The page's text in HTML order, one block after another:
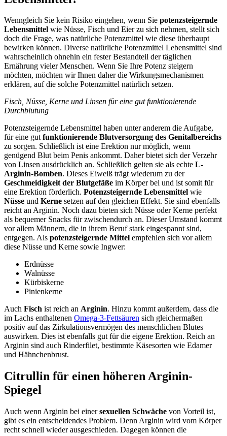
Wenngleich Sie kein Risiko eingehen, wenn Sie potenzsteigernde
Lebensmittel wie Nüsse, Fisch und Eier zu sich nehmen, stellt sich
doch die Frage, was natürliche Potenzmittel wie diese überhaupt
bewirken können. Diverse natürliche Potenzmittel Lebensmittel sind
wahrscheinlich ohnehin ein fester Bestandteil der täglichen
Ernährung vieler Menschen. Wenn Sie Ihre Potenz steigern
möchten, möchten wir Ihnen daher die Wirkungsmechanismen
erklären, auf die solche Potenzmittel natürlich setzen.
Fisch, Nüsse, Kerne und Linsen für eine gut funktionierende
Durchblutung
Potenzsteigernde Lebensmittel haben unter anderem die Aufgabe,
für eine gutfunktionierende Blutversorgung des Genitalbereichs
zu sorgen. Schließlich ist eine Erektion nur möglich, wenn
genügend Blut beim Penis ankommt. Daher bietet sich der Verzehr
von Linsen ausdrücklich an. Schließlich gelten sie als echte L-
Arginin-Bomben. Dieses Eiweiß trägt wiederum zu der
Geschmeidigkeit der Blutgefäße im Körper bei und ist somit für
eine Erektion förderlich. Potenzsteigernde Lebensmittel wie
Nüsse und Kerne setzen auf den gleichen Effekt. Sie sind ebenfalls
reicht an Arginin. Noch dazu bieten sich Nüsse oder Kerne perfekt
als bequemer Snacks für zwischendurch an. Dieser Umstand kommt
vor allem Männern, die in ihrem Beruf stark eingespannt sind,
entgegen. Als potenzsteigernde Mittel empfehlen sich vor allem
diese Nüsse und Kerne sowie Ingwer:
Erdnüsse
Walnüsse
Kürbiskerne
Pinienkerne
Auch Fisch ist reich an Arginin. Hinzu kommt außerdem, dass die
im Lachs enthaltenen Omega-3-Fettsäuren sich gleichermaßen
positiv auf das Zirkulationsvermögen des menschlichen Blutes
auswirken. Dies ist ebenfalls gut für die eigene Erektion. Reich an
Arginin sind auch Rinderfilet, bestimmte Käsesorten wie Edamer
und Hähnchenbrust.
Citrullin für einen höheren Arginin-
Spiegel
Auch wenn Arginin bei einersexuellen Schwäche von Vorteil ist,
gibt es ein entscheidendes Problem. Denn Arginin wird vom Körper
recht schnell wieder ausgeschieden. Dagegen können die